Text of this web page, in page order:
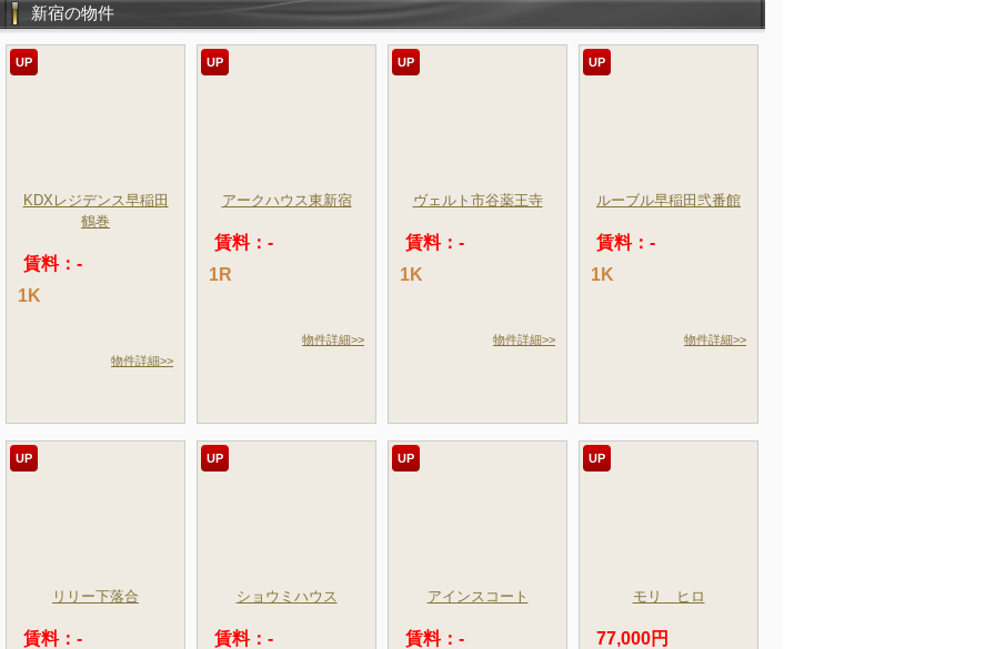
新宿の物件
UP
KDXレジデンス早稲田
鶴巻
賃料：-
1K
物件詳細>>
UP
アークハウス東新宿
賃料：-
1R
物件詳細>>
UP
ヴェルト市谷薬王寺
賃料：-
1K
物件詳細>>
UP
ルーブル早稲田弐番館
賃料：-
1K
物件詳細>>
UP
リリー下落合
賃料：-
UP
ショウミハウス
賃料：-
UP
アインスコート
賃料：-
UP
モリ ヒロ
77,000円